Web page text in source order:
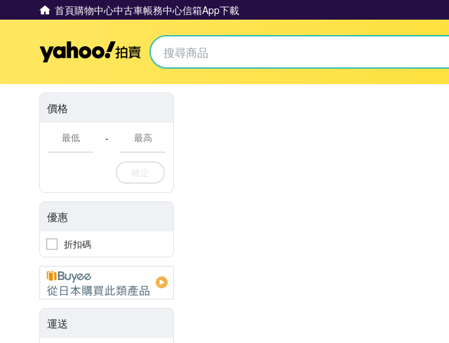
首頁購物中心中古車帳務中心信箱App下載
Yahoo拍賣
價格
-
確定
優惠
折扣碼
運送